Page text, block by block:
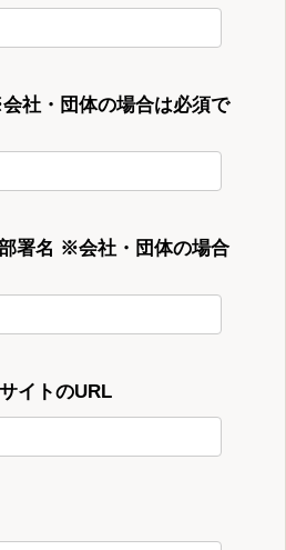
社・団体の場合は必須で
署名 ※会社・団体の場合
イトのURL